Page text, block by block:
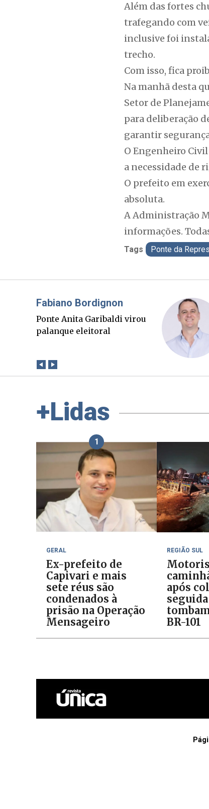
Além das fortes
trafegando com
inclusive foi
trecho.
Com isso, fica
Na manhã desta
Setor de
para deliberação
garantir
O Engenheiro
a necessidade de
O prefeito em
absoluta.
A Administração
informações.
Tags Ponte da
Misael Elias
O Boato corre mais rápido
que a verdade. Mas quem
+Lidas
1
GERAL
Ex-prefeito de
Capivari e mais
sete réus são
condenados à
prisão na Operação
Mensageiro
REGIÃO SUL
após
BR-101